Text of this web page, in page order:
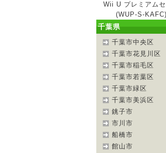
Wii U プレミアムセ
(WUP-S-KAFC)
千葉県
千葉市中央区
千葉市花見川区
千葉市稲毛区
千葉市若葉区
千葉市緑区
千葉市美浜区
銚子市
市川市
船橋市
館山市